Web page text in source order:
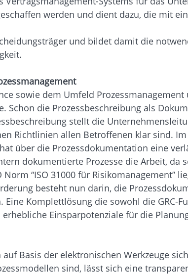
werden und dient dazu, die mit
und bildet damit die
sowie dem Umfeld
die Prozessbeschreibung als
stellt die
Richtlinien allen Betroffenen klar sind.
über die Prozessdokumentation eine
dokumentierte Prozesse die Arbeit, da
“ISO 31000 für Risikomanagement”
besteht nun darin, die
Komplettlösung die sowohl die GRC-
Einsparpotenziale für die
Basis der elektronischen Werkzeuge
sind, lässt sich eine